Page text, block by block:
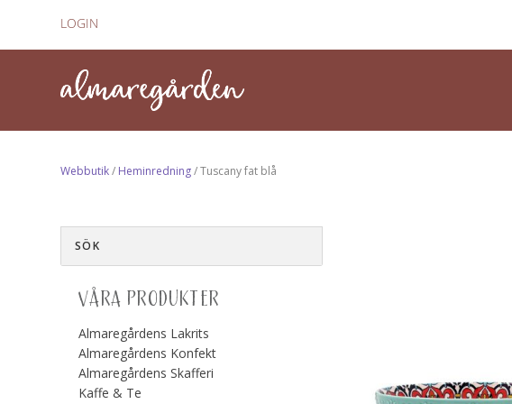
LOGIN
Webbutik/ Heminredning/ Tuscany fat blå
VÅRA PRODUKTER
Almaregårdens Lakrits
Almaregårdens Konfekt
Almaregårdens Skafferi
Kaffe & Te